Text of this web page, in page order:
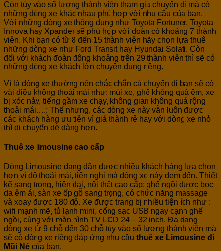
Còn tùy vào số lượng thành viên tham gia chuyến đi mà có
những dòng xe khác nhau phù hợp với nhu cầu của bạn.
Với những dòng xe thông dụng như Toyota Fortuner, Toyota
Innova hay Xpander sẽ phù hợp với đoàn có khoảng 7 thành
viên. Khi bạn có từ 8 đến 15 thành viên hãy chọn lựa thuê
những dòng xe như Ford Transit hay Hyundai Solati. Còn
đối với khách đoàn đông khoảng trên 29 thành viên thì sẽ có
những dòng xe khách lớn chuyên dụng riêng.
Vì là dòng xe thường nên chắc chắn cả chuyến đi bạn sẽ có
vài điều không thoải mái như: mùi xe, ghế không quá êm, xe
bị xóc nảy, tiếng gầm xe chạy, không gian không quá rộng
thoải mái….; Thế nhưng, các dòng xe này vẫn luôn được
các khách hàng ưu tiên vì giá thành rẻ hay với dòng xe nhỏ
thì di chuyển dễ dàng hơn.
Thuê xe limousine cao cấp
Dòng Limousine đang dần được nhiều khách hàng lựa chọn
hơn vì độ thoải mái, tiện nghi mà dòng xe này đem đến. Thiết
kế sang trọng, hiện đại, nội thất cao cấp; ghế ngồi được bọc
da êm ái, sàn xe ốp gỗ sang trọng, có chức năng massage
và xoay được 180 độ. Xe được trang bị nhiều tiện ích như :
wifi mạnh mẽ, tủ lạnh mini, cổng sạc USB ngay cạnh ghế
ngồi, cùng với màn hình TV LCD 24 – 32 inch. Đa dạng
dòng xe từ 9 chỗ đến 30 chỗ tùy vào số lượng thành viên mà
sẽ có dòng xe riêng đáp ứng nhu cầu thuê xe Limousine đi
Mũi Né của bạn.